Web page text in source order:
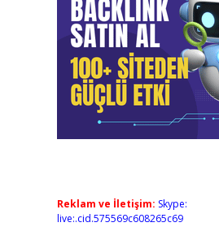
Reklam ve İletişim: Skype:
live:.cid.575569c608265c69